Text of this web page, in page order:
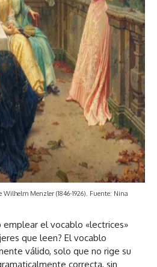
Menzler (1846-1926). Fuente: Nina
emplear el vocablo «lectrices»
que leen? El vocablo
válido, solo que no rige su
correcta, sin